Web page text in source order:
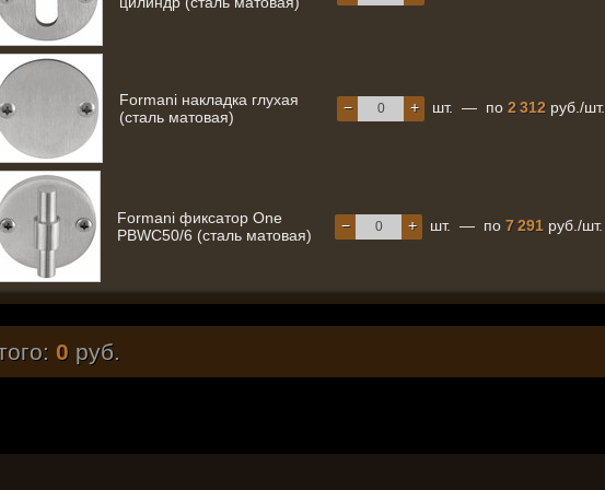
Formani накладка глухая
(сталь матовая)
+
− шт. — по 2 312 руб./шт.
Formani фиксатор One
PBWC50/6 (сталь матовая)
+
− шт. — по 7 291 руб./шт.
0 руб.